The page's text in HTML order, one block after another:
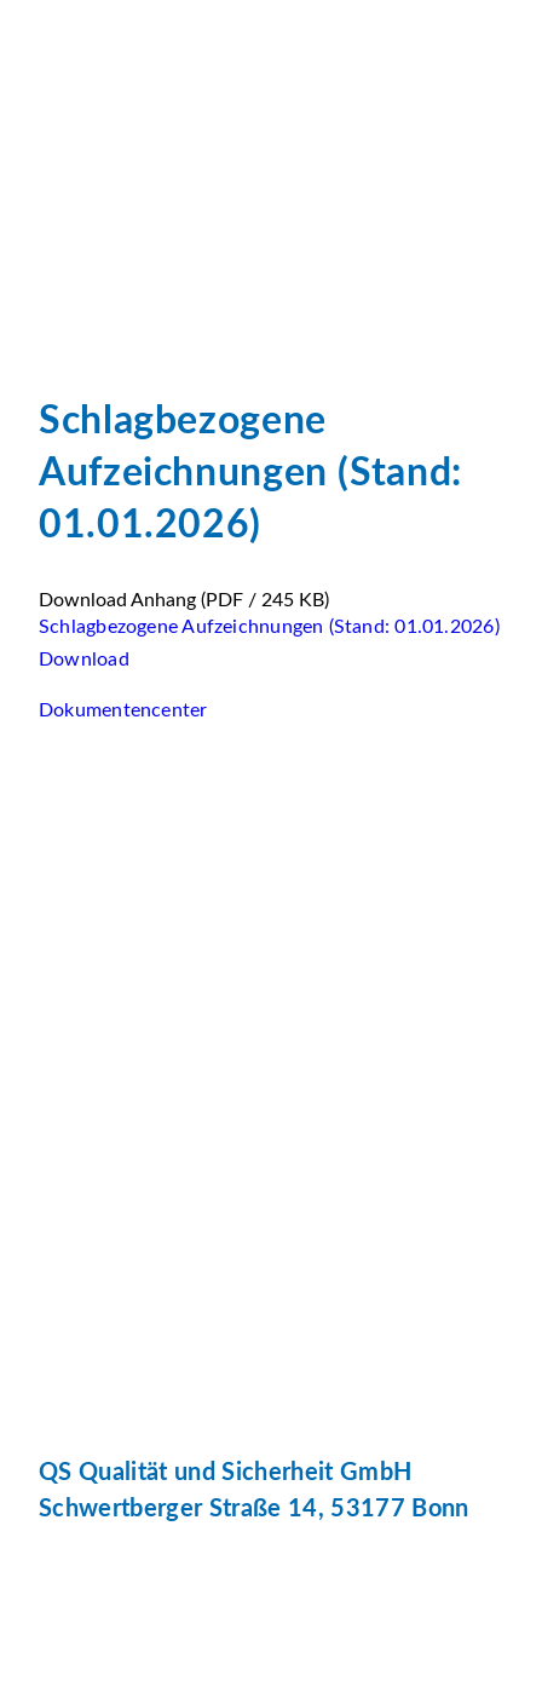
Schlagbezogene
Aufzeichnungen (Stand:
01.01.2026)
Download Anhang (PDF / 245 KB)
Schlagbezogene Aufzeichnungen (Stand: 01.01.2026)
Download
Dokumentencenter
QS Qualität und Sicherheit GmbH
Schwertberger Straße 14, 53177 Bonn